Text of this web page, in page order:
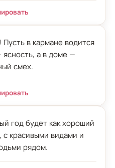
в кармане водится
ясность, а в доме —
смех.
год будет как хороший
с красивыми видами и
рядом.